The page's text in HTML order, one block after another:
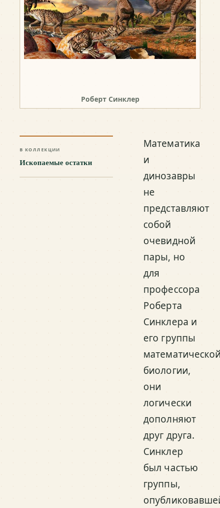
Роберт Синклер
В КОЛЛЕКЦИИ
Ископаемые остатки
Математика
и
динозавры
не
представляют
собой
очевидной
пары, но
для
профессора
Роберта
Синклера и
его группы
биологии,
они
логически
дополняют
друг друга.
Синклер
был частью
группы,